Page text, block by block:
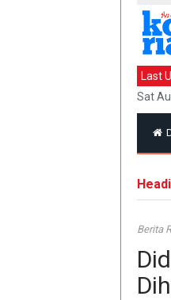
Last
Sat
Berita